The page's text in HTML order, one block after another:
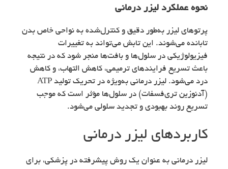
نحوه عملکرد لیزر درمانی
پرتوهای لیزر به‌طور دقیق و کنترل‌شده به نواحی خاص بدن
تابانده می‌شوند. این تابش می‌تواند به تغییرات
فیزیولوژیکی در سلول‌ها و بافت‌ها منجر شود که در نتیجه
باعث تسریع فرایندهای ترمیمی، کاهش التهاب، و کاهش
درد می‌شود. لیزر درمانی به‌ویژه در تحریک تولید ATP
(آدنوزین تری‌فسفات) در سلول‌ها مؤثر است که موجب
تسریع روند بهبودی و تجدید سلولی می‌شود.
کاربردهای لیزر درمانی
لیزر درمانی به عنوان یک روش پیشرفته در پزشکی، برای